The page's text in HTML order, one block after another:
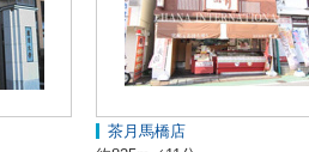
茶月馬橋店